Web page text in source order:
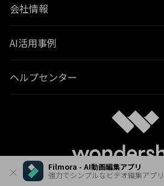
Filmora - AI動画編集アプリ
強力でシンプルなビデオ編集アプリ
会社情報
AI活用事例
ヘルプセンター